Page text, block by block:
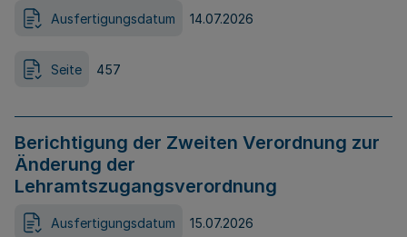
Ausfertigungsdatum 14.07.2026
Seite 457
Berichtigung der Zweiten Verordnung zur
Änderung der
Lehramtszugangsverordnung
Ausfertigungsdatum 15.07.2026